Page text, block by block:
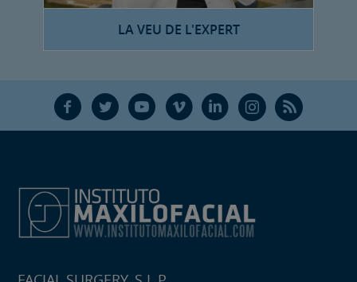
LA VEU DE L'EXPERT
F T Y V L Ñ R